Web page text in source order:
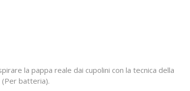
la pappa reale dai cupolini con la tecnica della
batteria).